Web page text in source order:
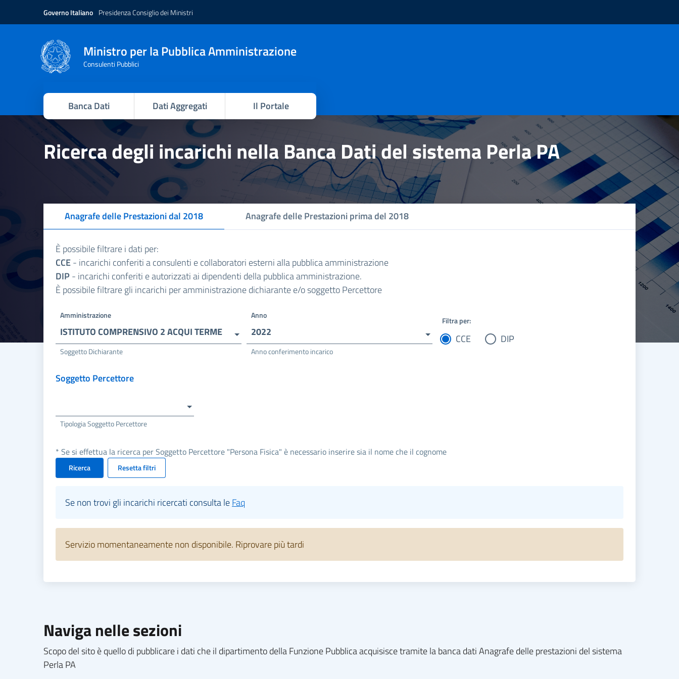
Governo Italiano Presidenza Consiglio dei Ministri
Ministro per la Pubblica Amministrazione
Consulenti Pubblici
Banca Dati Dati Aggregati Il Portale
Ricerca degli incarichi nella Banca Dati del sistema Perla PA
Anagrafe delle Prestazioni dal 2018 Anagrafe delle Prestazioni prima del 2018
È possibile filtrare i dati per:
CCE- incarichi conferiti a consulenti e collaboratori esterni alla pubblica amministrazione
DIP - incarichi conferiti e autorizzati ai dipendenti della pubblica amministrazione.
È possibile filtrare gli incarichi per amministrazione dichiarante e/o soggetto Percettore
Amministrazione
ISTITUTO COMPRENSIVO 2 ACQUI TERME
Soggetto Dichiarante
Anno
2022
Anno conferimento incarico
Filtra per:
CCE DIP
Soggetto Percettore
Tipologia Soggetto Percettore
* Se si effettua la ricerca per Soggetto Percettore "Persona Fisica" è necessario inserire sia il nome che il cognome
Ricerca Resetta filtri
Se non trovi gli incarichi ricercati consulta leFaq
Servizio momentaneamente non disponibile. Riprovare più tardi
Naviga nelle sezioni
Scopo del sito è quello di pubblicare i dati che il dipartimento della Funzione Pubblica acquisisce tramite la banca dati Anagrafe delle prestazioni del sistema
Perla PA